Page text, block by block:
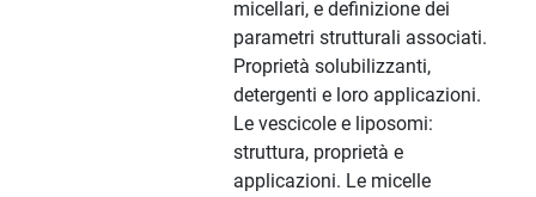
micellari, e definizione dei
parametri strutturali associati.
Proprietà solubilizzanti,
detergenti e loro applicazioni.
Le vescicole e liposomi:
struttura, proprietà e
applicazioni. Le micelle